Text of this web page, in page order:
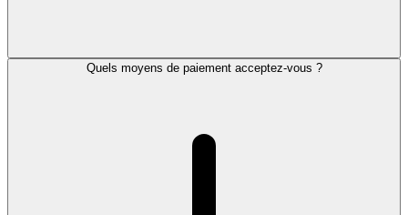
Quels moyens de paiement acceptez-vous ?